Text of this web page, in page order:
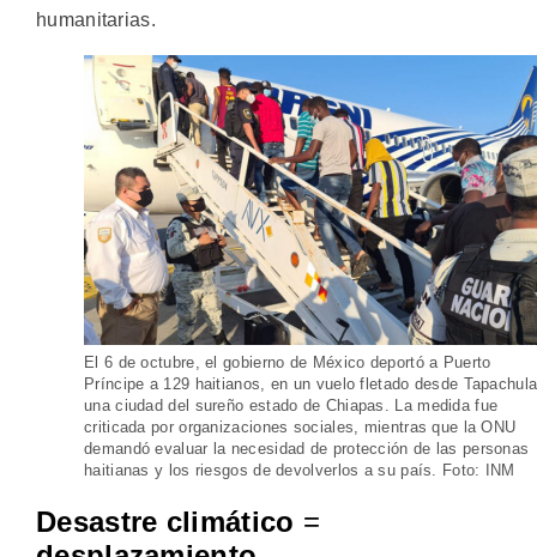
humanitarias.
El 6 de octubre, el gobierno de México deportó a Puerto
Príncipe a 129 haitianos, en un vuelo fletado desde
una ciudad del sureño estado de Chiapas. La medida fue
criticada por organizaciones sociales, mientras que la ONU
demandó evaluar la necesidad de protección de las personas
haitianas y los riesgos de devolverlos a su país. Foto: INM
Desastre climático =